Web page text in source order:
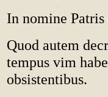
In nomine
Quod autem
tempus vim
obsistentibus.